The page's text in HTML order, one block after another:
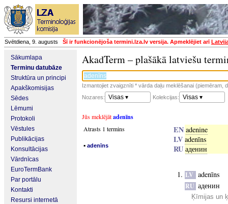
Svētdiena, 9. augusts Šī ir funkcionējoša termini.lza.lv versija. Apmeklējiet arī
Sākumlapa
Terminu datubāze
Struktūra un principi
Apakškomisijas
Sēdes
Lēmumi
Protokoli
Vēstules
Publikācijas
Konsultācijas
Vārdnīcas
EuroTermBank
Par portālu
Kontakti
Resursi internetā
AkadTerm – plašākā latviešu
Izmantojiet zvaigznīti * vārda daļu meklēšanai (piemēram,
Nozares:
Visas ▾ Kolekcijas: Visas ▾
Jūs meklējātadenīns
Atrasts 1 termins
▪ adenīns
EN adenine
LV adenīns
RU аденин
LV adenīns
RU аденин
Ķīmijas un